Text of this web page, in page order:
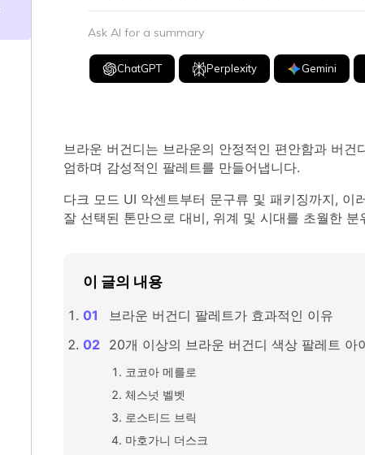
Ask AI for a summary
ChatGPT Perplexity Gemini
브라운 버건디는 브라운의 안정적인 편안함과 버건
엄하며 감성적인 팔레트를 만들어냅니다.
다크 모드 UI 악센트부터 문구류 및 패키징까지, 이
잘 선택된 톤만으로 대비, 위계 및 시대를 초월한
이 글의 내용
브라운 버건디 팔레트가 효과적인 이유
20개 이상의 브라운 버건디 색상 팔레트 아
코코아 메를로
체스넛 벨벳
로스티드 브릭
마호가니 더스크